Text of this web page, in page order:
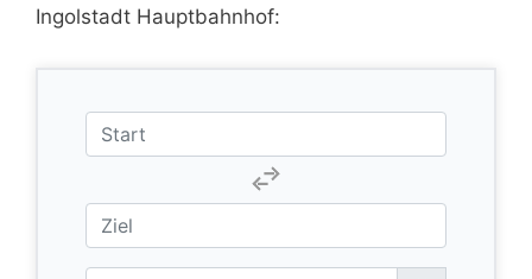
Ingolstadt Hauptbahnhof: